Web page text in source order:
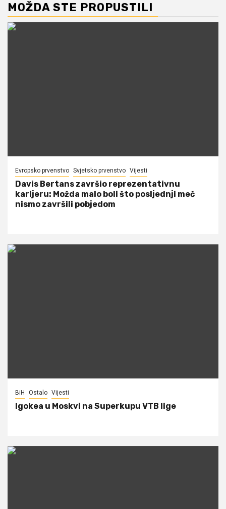
MOŽDA STE PROPUSTILI
Evropsko prvenstvo Svjetsko prvenstvo Vijesti
Davis Bertans završio reprezentativnu
karijeru: Možda malo boli što posljednji meč
nismo završili pobjedom
BiH Ostalo Vijesti
Igokea u Moskvi na Superkupu VTB lige